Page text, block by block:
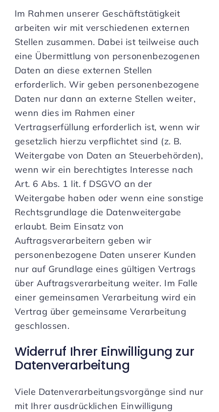
Im Rahmen unserer Geschäftstätigkeit
arbeiten wir mit verschiedenen externen
Stellen zusammen. Dabei ist teilweise auch
eine Übermittlung von personenbezogenen
Daten an diese externen Stellen
erforderlich. Wir geben personenbezogene
Daten nur dann an externe Stellen weiter,
wenn dies im Rahmen einer
Vertragserfüllung erforderlich ist, wenn wir
gesetzlich hierzu verpflichtet sind (z. B.
Weitergabe von Daten an Steuerbehörden),
wenn wir ein berechtigtes Interesse nach
Art. 6 Abs. 1 lit. f DSGVO an der
Weitergabe haben oder wenn eine sonstige
Rechtsgrundlage die Datenweitergabe
erlaubt. Beim Einsatz von
Auftragsverarbeitern geben wir
personenbezogene Daten unserer Kunden
nur auf Grundlage eines gültigen Vertrags
über Auftragsverarbeitung weiter. Im Falle
einer gemeinsamen Verarbeitung wird ein
Vertrag über gemeinsame Verarbeitung
geschlossen.
Widerruf Ihrer Einwilligung zur
Datenverarbeitung
Viele Datenverarbeitungsvorgänge sind nur
mit Ihrer ausdrücklichen Einwilligung